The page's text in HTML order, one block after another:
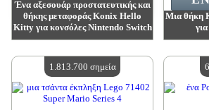
Ένα αξεσουάρ προστατευτικής και
θήκης μεταφοράς Konix Hello
Kitty για κονσόλες Nintendo Switch
Διαθέσιμη ποσότητα:4
Μια θήκη
1.813.700 σημεία